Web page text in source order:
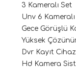
3 Kameralı Set
Unv 6
Gece Görüşlü
Yüksek
Dvr Kayıt
Hd Kamera